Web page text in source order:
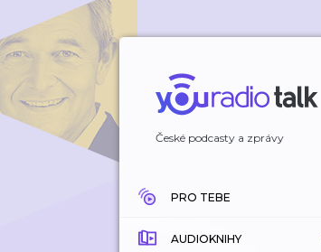
České podcasty a zprávy
PRO TEBE
AUDIOKNIHY